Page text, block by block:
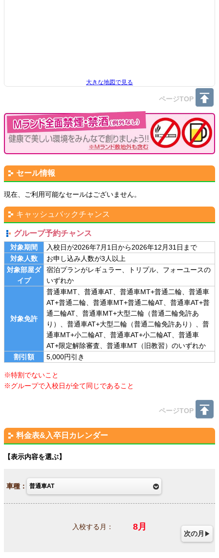
大きな地図で見る
ページTOP
セール情報
現在、ご利用可能なセールはございません。
キャッシュバックチャンス
グループ予約チャンス
対象期間
入校日が2026年7月1日から2026年12月31日まで
対象人数
お申し込み人数が3人以上
対象部屋ダ
イプ
宿泊プランがレギュラー、トリプル、フォーユースの
いずれか
対象免許
普通車MT、普通車AT、普通車MT+普通二輪、普通車
AT+普通二輪、普通車MT+普通二輪AT、普通車AT+普
通二輪AT、普通車MT+大型二輪（普通二輪免許あ
り）、普通車AT+大型二輪（普通二輪免許あり）、普
通車MT+小二輪AT、普通車AT+小二輪AT、普通車
AT+限定解除審査、普通車MT（旧教習）のいずれか
割引額
5,000円引き
※特割でないこと
※グループで入校日が全て同じであること
ページTOP
料金表&入卒日カレンダー
表示内容を選ぶ
車種：
入校する月： 8月
次の月